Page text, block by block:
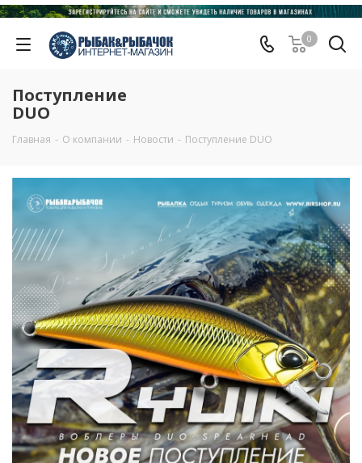
0
Поступление
DUO
Главная - О компании - Новости - Поступление DUO